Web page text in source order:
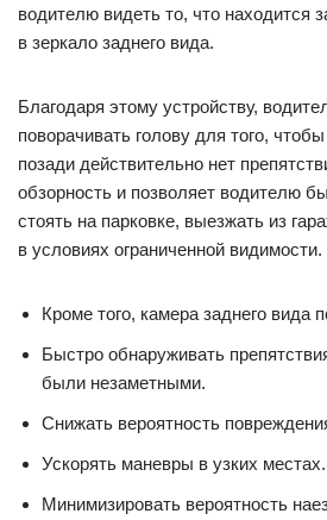
водителю видеть то, что находится
в зеркало заднего вида.
Благодаря этому устройству,
поворачивать голову для того,
позади действительно нет
обзорность и позволяет водителю
стоять на парковке, выезжать из
в условиях ограниченной видимости.
Кроме того, камера заднего вида
Быстро обнаруживать
были незаметными.
Снижать вероятность
Ускорять маневры в узких местах.
Минимизировать вероятность